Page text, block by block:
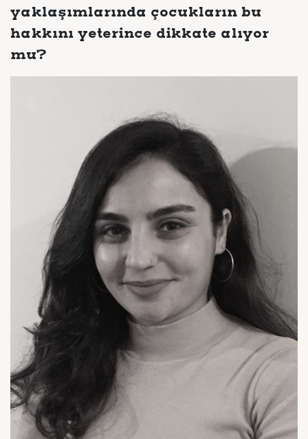
yaklaşımlarında çocukların bu
hakkını yeterince dikkate alıyor
mu?